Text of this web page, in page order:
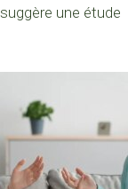
une étude